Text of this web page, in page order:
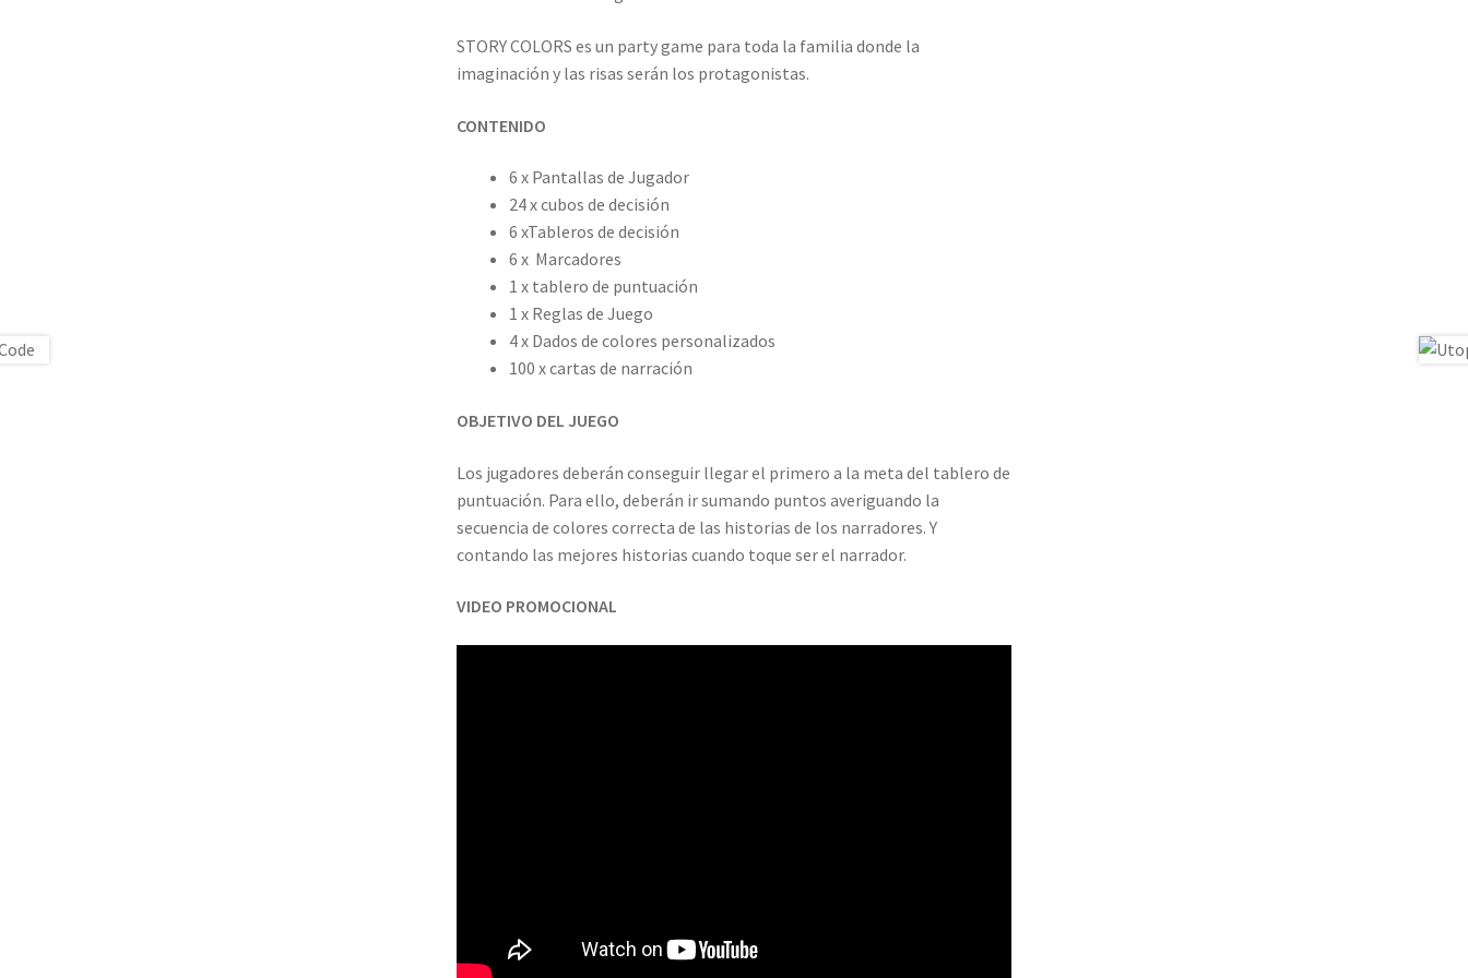
STORY COLORS es un party game para toda la familia donde la
imaginación y las risas serán los protagonistas.
CONTENIDO
6 x Pantallas de Jugador
24 x cubos de decisión
6 xTableros de decisión
6 x Marcadores
1 x tablero de puntuación
1 x Reglas de Juego
4 x Dados de colores personalizados
100 x cartas de narración
OBJETIVO DEL JUEGO
Los jugadores deberán conseguir llegar el primero a la meta del tablero de
puntuación. Para ello, deberán ir sumando puntos averiguando la
secuencia de colores correcta de las historias de los narradores. Y
contando las mejores historias cuando toque ser el narrador.
VIDEO PROMOCIONAL